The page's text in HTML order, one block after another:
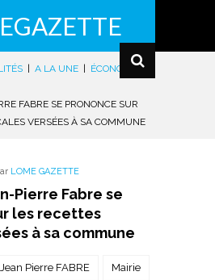
A LA UNE ÉCONOMIE |
FABRE SE PRONONCE SUR
VERSÉES À SA COMMUNE
LOME GAZETTE
Pierre Fabre se
les recettes
à sa commune
Jean Pierre FABRE Mairie